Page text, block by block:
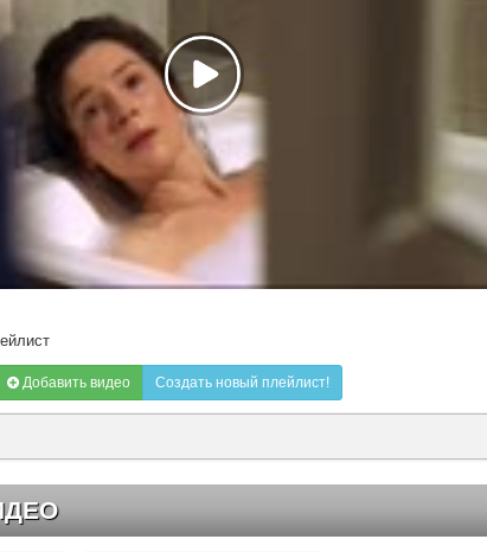
Добавить видео Создать новый плейлист!